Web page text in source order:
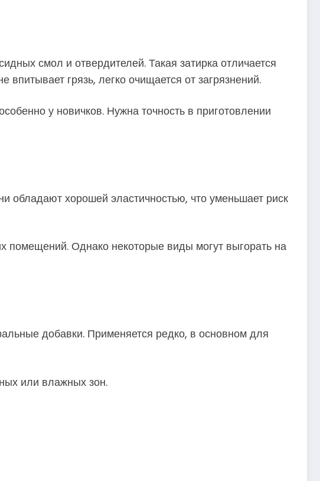
смол и отвердителей. Такая затирка отличается
грязь, легко очищается от загрязнений.
у новичков. Нужна точность в приготовлении
обладают хорошей эластичностью, что уменьшает риск
Однако некоторые виды могут выгорать на
добавки. Применяется редко, в основном для
или влажных зон.